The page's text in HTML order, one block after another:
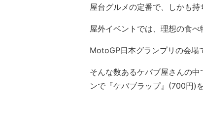
屋台グルメの定番で、しかも持
屋外イベントでは、理想の食べ
MotoGP日本グランプリの会場
そんな数あるケバブ屋さんの
ンで『ケバブラップ』(700円)を